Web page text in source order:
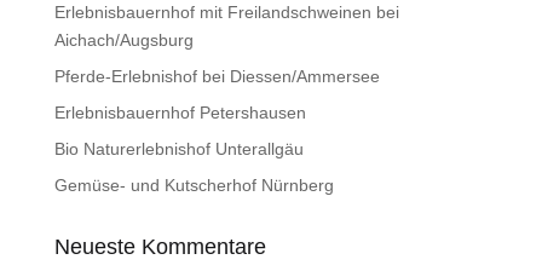
Erlebnisbauernhof mit Freilandschweinen bei
Aichach/Augsburg
Pferde-Erlebnishof bei Diessen/Ammersee
Erlebnisbauernhof Petershausen
Bio Naturerlebnishof Unterallgäu
Gemüse- und Kutscherhof Nürnberg
Neueste Kommentare